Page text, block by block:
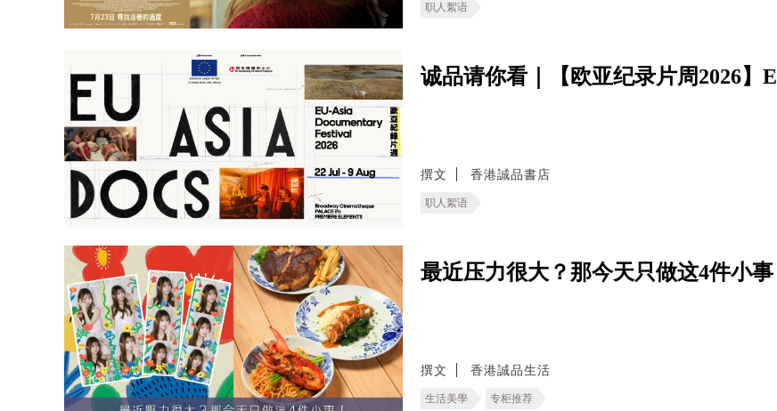
职人絮语
诚品请你看｜【欧亚纪录片周2026】
撰文 香港誠品書店
职人絮语
最近压力很大？那今天只做这4件小事
撰文 香港誠品生活
生活美學 专柜推荐